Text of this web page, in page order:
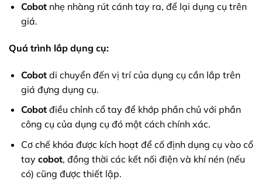
Cobotnhẹ nhàng rút cánh tay ra, để lại dụng cụ trên
giá.
Quá trình lắp dụng cụ:
Cobotdi chuyển đến vị trí của dụng cụ cần lắp trên
giá đựng dụng cụ.
Cobotđiều chỉnh cổ tay để khớp phần chủ với phần
công cụ của dụng cụ đó một cách chính xác.
Cơ chế khóa được kích hoạt để cố định dụng cụ vào cổ
tay cobot, đồng thời các kết nối điện và khí nén (nếu
có) cũng được thiết lập.